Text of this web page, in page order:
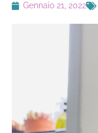
Gennaio 21, 2022